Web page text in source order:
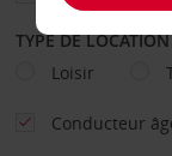
TYPE DE LOCATION
Loisir
Conducteur